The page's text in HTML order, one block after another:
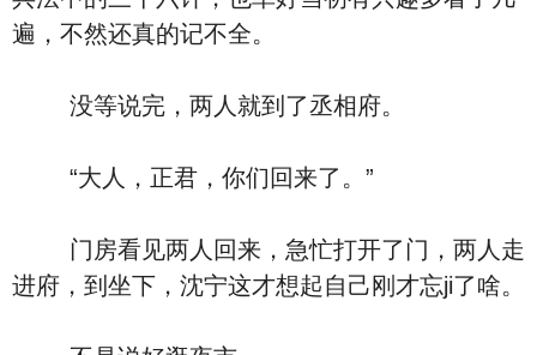
遍，不然还真的记不全。
没等说完，两人就到了丞相府。
“大人，正君，你们回来了。”
门房看见两人回来，急忙打开了门，两人走
进府，到坐下，沈宁这才想起自己刚才忘ji了啥。